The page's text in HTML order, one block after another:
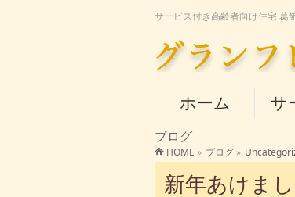
サービス付き高齢者向け住宅 葛
ホーム サ
ブログ
HOME » ブログ »
新年あけま